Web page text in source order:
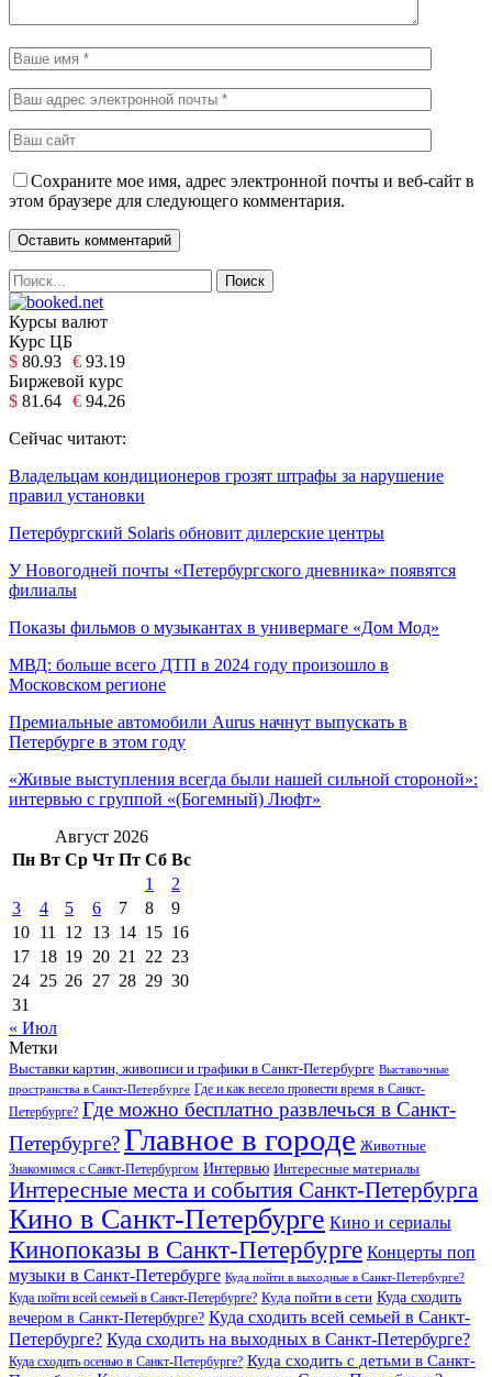
Сохраните мое имя, адрес электронной почты и веб-сайт в
этом браузере для следующего комментария.
Курсы валют
Курс ЦБ
$ 80.93 € 93.19
Биржевой курс
$ 81.64 € 94.26
Сейчас читают:
Владельцам кондиционеров грозят штрафы за нарушение
правил установки
Петербургский Solaris обновит дилерские центры
У Новогодней почты «Петербургского дневника» появятся
филиалы
Показы фильмов о музыкантах в универмаге «Дом Мод»
МВД: больше всего ДТП в 2024 году произошло в
Московском регионе
Премиальные автомобили Aurus начнут выпускать в
Петербурге в этом году
«Живые выступления всегда были нашей сильной стороной»:
интервью с группой «(Богемный) Люфт»
Август 2026
Пн Вт Ср Чт Пт Сб Вс
1
2
3
4 5 6 7 8
9
10 11 12 13 14 15 16
17 18 19 20 21 22 23
24 25 26 27 28 29 30
31
« Июл
Метки
Выставки картин, живописи и графики в Санкт-Петербурге Выставочные
пространства в Санкт-Петербурге Где и как весело провести время в Санкт-
Петербурге? Где можно бесплатно развлечься в Санкт-
Петербурге?Главное в городе Животные
Знакомимся с Санкт-Петербургом Интервью Интересные материалы
Интересные места и события Санкт-Петербурга
Кино в Санкт-Петербурге Кино и сериалы
Кинопоказы в Санкт-Петербурге Концерты поп
музыки в Санкт-Петербурге Куда пойти в выходные в Санкт-Петербурге?
Куда пойти всей семьей в Санкт-Петербурге? Куда пойти в сети Куда сходить
вечером в Санкт-Петербурге? Куда сходить всей семьей в Санкт-
Петербурге? Куда сходить на выходных в Санкт-Петербурге?
Куда сходить осенью в Санкт-Петербурге? Куда сходить с детьми в Санкт-